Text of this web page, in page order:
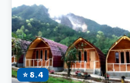
⭐ 8.4